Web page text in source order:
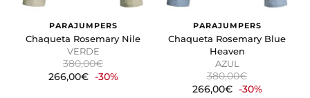
PARAJUMPERS
Chaqueta Rosemary Nile
VERDE
380,00€
266,00€ -30%
PARAJUMPERS
Chaqueta Rosemary Blue
Heaven
AZUL
380,00€
266,00€ -30%